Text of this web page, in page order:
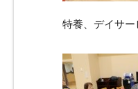
特養、デイサ